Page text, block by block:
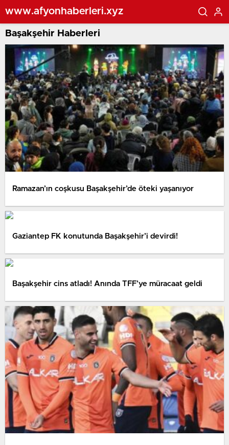
www.afyonhaberleri.xyz
Başakşehir Haberleri
Ramazan’ın coşkusu Başakşehir’de öteki yaşanıyor
Gaziantep FK konutunda Başakşehir’i devirdi!
Başakşehir cins atladı! Anında TFF’ye müracaat geldi